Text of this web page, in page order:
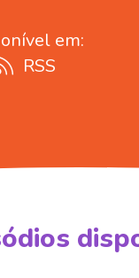
em:
RSS